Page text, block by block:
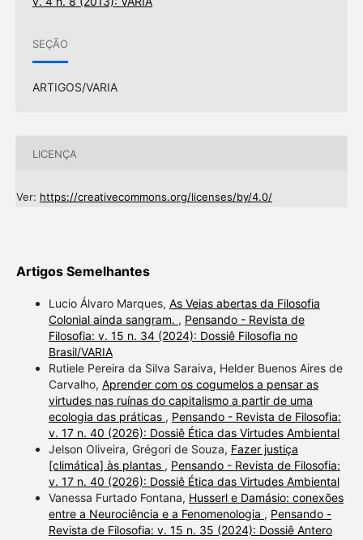
SEÇÃO
ARTIGOS/VARIA
LICENÇA
Ver: https://creativecommons.org/licenses/by/4.0/
Artigos Semelhantes
Lucio Álvaro Marques, As Veias abertas da Filosofia
Colonial ainda sangram. , Pensando - Revista de
Filosofia: v. 15 n. 34 (2024): Dossiê Filosofia no
Brasil/VARIA
Rutiele Pereira da Silva Saraiva, Helder Buenos Aires de
Carvalho, Aprender com os cogumelos a pensar as
virtudes nas ruínas do capitalismo a partir de uma
ecologia das práticas , Pensando - Revista de Filosofia:
v. 17 n. 40 (2026): Dossiê Ética das Virtudes Ambiental
Jelson Oliveira, Grégori de Souza, Fazer justiça
[climática] às plantas , Pensando - Revista de Filosofia:
v. 17 n. 40 (2026): Dossiê Ética das Virtudes Ambiental
Vanessa Furtado Fontana, Husserl e Damásio: conexões
entre a Neurociência e a Fenomenologia , Pensando -
Revista de Filosofia: v. 15 n. 35 (2024): Dossiê Antero